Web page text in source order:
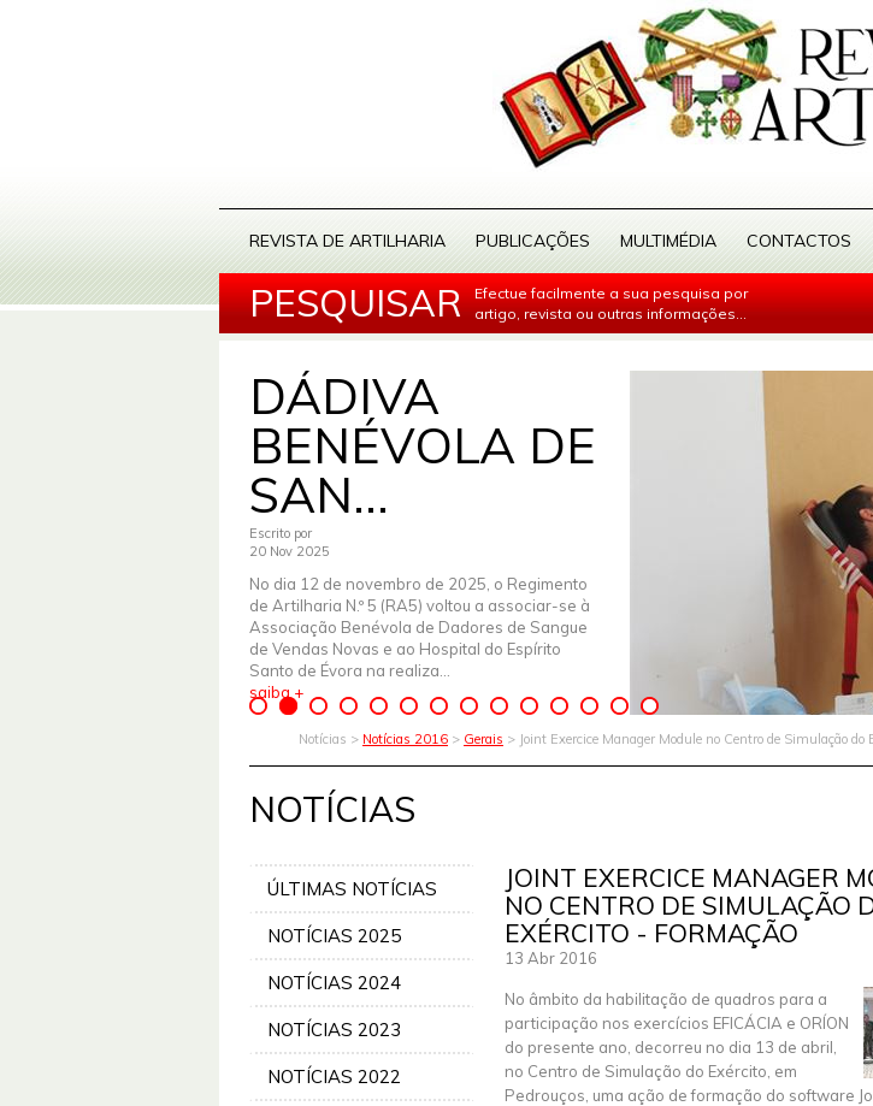
REVISTA DE ARTILHARIA PUBLICAÇÕES MULTIMÉDIA CONTACTOS
PESQUISAR
Efectue facilmente a sua pesquisa por
artigo, revista ou outras informações...
DÁDIVA
BENÉVOLA DE
SAN...
Escrito por
20 Nov 2025
No dia 12 de novembro de 2025, o Regimento
de Artilharia N.º 5 (RA5) voltou a associar-se à
Associação Benévola de Dadores de Sangue
de Vendas Novas e ao Hospital do Espírito
Santo de Évora na realiza...
saiba +
Notícias > Notícias 2016 > Gerais > Joint Exercice Manager Module no Centro de Simulação do
NOTÍCIAS
ÚLTIMAS NOTÍCIAS
NOTÍCIAS 2025
NOTÍCIAS 2024
NOTÍCIAS 2023
NOTÍCIAS 2022
JOINT EXERCICE MANAGER
NO CENTRO DE SIMULAÇÃO
EXÉRCITO - FORMAÇÃO
13 Abr 2016
No âmbito da habilitação de quadros para a
participação nos exercícios EFICÁCIA e ORÍON
do presente ano, decorreu no dia 13 de abril,
no Centro de Simulação do Exército, em
Pedrouços, uma ação de formação do software